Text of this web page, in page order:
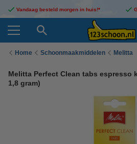
Vandaag besteld morgen in huis!*
Home Schoonmaakmiddelen Melitta
Melitta Perfect Clean tabs espresso
1,8 gram)